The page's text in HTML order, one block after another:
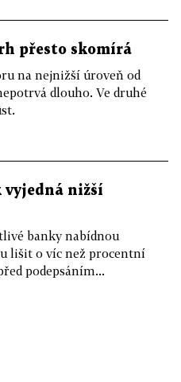
přesto skomírá
na nejnižší úroveň od
dlouho. Ve druhé
vyjedná nižší
banky nabídnou
lišit o víc než procentní
podepsáním...